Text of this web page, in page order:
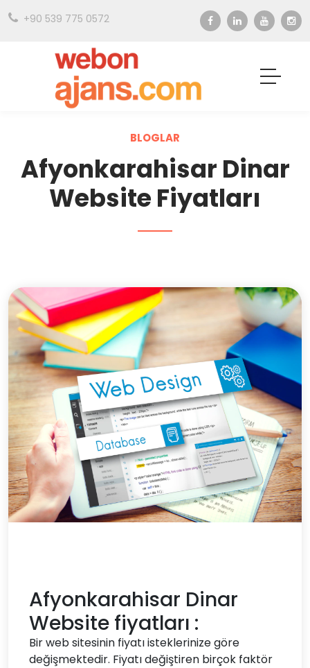
+90 539 775 0572
BLOGLAR
Afyonkarahisar Dinar
Website Fiyatları
Afyonkarahisar Dinar
Website fiyatları :
Bir web sitesinin fiyatı isteklerinize göre
değişmektedir. Fiyatı değiştiren birçok faktör